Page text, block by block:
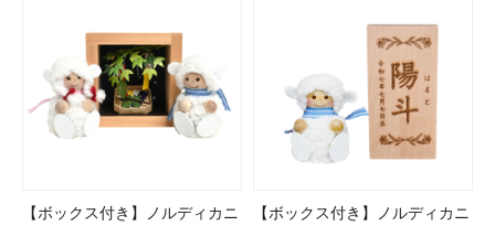
【ボックス付き】ノルディカニ
【ボックス付き】ノルディカニ